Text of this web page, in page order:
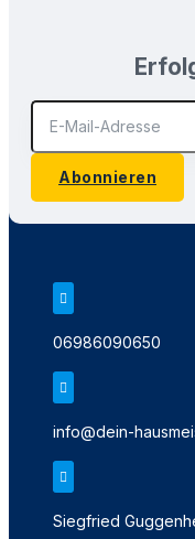
Abonnieren

06986090650

info@dein-

Siegfried